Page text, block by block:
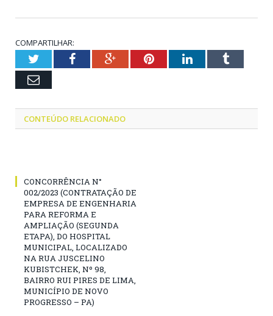
COMPARTILHAR:
TwitterFacebookGoogle+PinterestLinkedInTumblr
Email
CONTEÚDO RELACIONADO
CONCORRÊNCIA N°
002/2023 (CONTRATAÇÃO DE
EMPRESA DE ENGENHARIA
PARA REFORMA E
AMPLIAÇÃO (SEGUNDA
ETAPA), DO HOSPITAL
MUNICIPAL, LOCALIZADO
NA RUA JUSCELINO
KUBISTCHEK, Nº 98,
BAIRRO RUI PIRES DE LIMA,
MUNICÍPIO DE NOVO
PROGRESSO – PA)